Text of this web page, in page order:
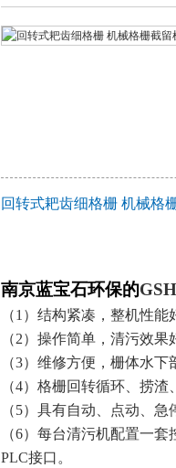
回转式耙齿细格栅 机械格
南京蓝宝石环保的
（1）结构紧凑，整机性
（2）操作简单，清污效
（3）维修方便，栅体水下
（4）格栅回转循环、捞
（5）具有自动、点动、
（6）每台清污机配置一
PLC接口。